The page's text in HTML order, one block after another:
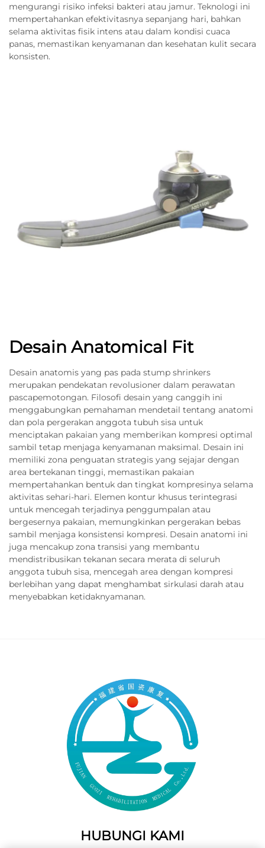
mengurangi risiko infeksi bakteri atau jamur. Teknologi ini
mempertahankan efektivitasnya sepanjang hari, bahkan
selama aktivitas fisik intens atau dalam kondisi cuaca
panas, memastikan kenyamanan dan kesehatan kulit secara
konsisten.
Desain Anatomical Fit
Desain anatomis yang pas pada stump shrinkers
merupakan pendekatan revolusioner dalam perawatan
pascapemotongan. Filosofi desain yang canggih ini
menggabungkan pemahaman mendetail tentang anatomi
dan pola pergerakan anggota tubuh sisa untuk
menciptakan pakaian yang memberikan kompresi optimal
sambil tetap menjaga kenyamanan maksimal. Desain ini
memiliki zona penguatan strategis yang sejajar dengan
area bertekanan tinggi, memastikan pakaian
mempertahankan bentuk dan tingkat kompresinya selama
aktivitas sehari-hari. Elemen kontur khusus terintegrasi
untuk mencegah terjadinya penggumpalan atau
bergesernya pakaian, memungkinkan pergerakan bebas
sambil menjaga konsistensi kompresi. Desain anatomi ini
juga mencakup zona transisi yang membantu
mendistribusikan tekanan secara merata di seluruh
anggota tubuh sisa, mencegah area dengan kompresi
berlebihan yang dapat menghambat sirkulasi darah atau
menyebabkan ketidaknyamanan.
HUBUNGI KAMI